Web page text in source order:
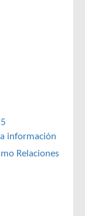
información
Relaciones